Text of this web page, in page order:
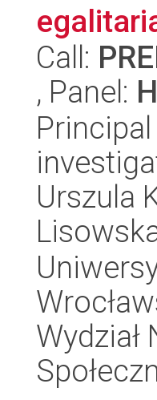
Call:
, Panel:
Principal
Urszula
Wydział